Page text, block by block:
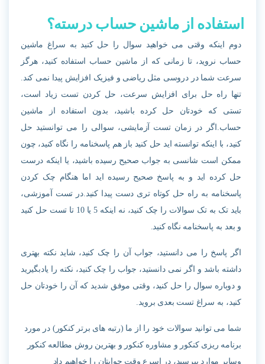
استفاده از ماشین حساب درسته؟
دوم اینکه وقتی می خواهید سوال را حل کنید به سراغ ماشین
حساب نروید، تا زمانی که از ماشین حساب استفاده کنید، هرگز
سرعت شما در دروسی مثل ریاضی و فیزیک افزایش پیدا نمی کند.
تنها راه حل برای افزایش سرعت، حل کردن تست زیاد است،
تستی که خودتان حل کرده باشید، بدون استفاده از ماشین
حساب.اگر در زمان تست آزمایشی، سوالی را می توانستید حل
کنید، با اینکه توانسته اید حل کنید باز هم پاسخنامه را نگاه کنید، چون
ممکن است شانسی به جواب صحیح رسیده باشید، یا اینکه درست
حل کرده اید و به پاسخ صحیح رسیده اید اما هنگام چک کردن
پاسخنامه به راه حل کوتاه تری دست پیدا کنید.در تست آموزشی،
باید تک به تک سوالات را چک کنید، نه اینکه 5 یا 10 تا تست حل کنید
و بعد به پاسخنامه نگاه کنید.
اگر پاسخ را می دانستید، جواب آن را چک کنید، شاید نکته بهتری
داشته باشد و اگر نمی دانستید، جواب را چک کنید، نکته را یادبگیرید
و دوباره سوال را حل کنید، وقتی موفق شدید که آن را خودتان حل
کنید، به سراغ تست بعدی بروید.
شما می توانید سوالات خود را از ما (رتبه های برتر کنکور) در مورد
برنامه ریزی کنکور و مشاوره کنکور و بهترین روش مطالعه کنکور
وسایر موارد بپرسید، در اسرع وقت جوابتان را خواهیم داد